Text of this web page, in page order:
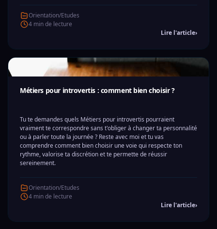
Orientation/Etudes
4 min de lecture
Lire l'article›
Métiers pour introvertis : comment bien choisir ?
Tu te demandes quels Métiers pour introvertis pourraient
vraiment te correspondre sans t'obliger à changer ta personnalité
ou à parler toute la journée ? Reste avec moi et tu vas
comprendre comment bien choisir une voie qui respecte ton
rythme, valorise ta discrétion et te permette de réussir
sereinement.
Orientation/Etudes
4 min de lecture
Lire l'article›